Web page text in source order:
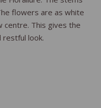
flowers are as white
centre. This gives the
restful look.